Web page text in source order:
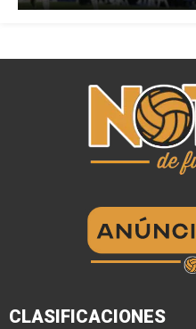
CLASIFICACIONES